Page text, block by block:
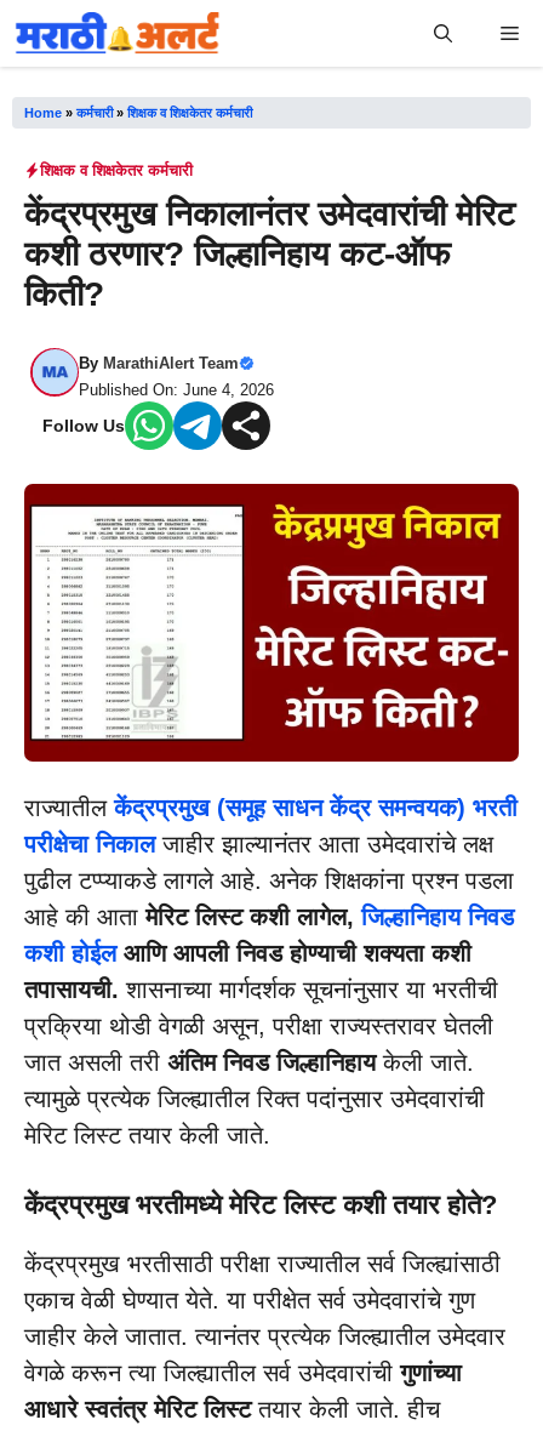
Skip
to
Home »कर्मचारी»शिक्षक व शिक्षकेतर कर्मचारी
शिक्षक व शिक्षकेतर कर्मचारी
केंद्रप्रमुख निकालानंतर उमेदवारांची मेरिट
कशी ठरणार? जिल्हानिहाय कट-ऑफ
किती?
By MarathiAlert Team
Published On: June 4, 2026
Follow Us
राज्यातीलकेंद्रप्रमुख (समूह साधन केंद्र समन्वयक) भरती
परीक्षेचा निकाल जाहीर झाल्यानंतर आता उमेदवारांचे लक्ष
पुढील टप्प्याकडे लागले आहे. अनेक शिक्षकांना प्रश्न पडला
आहे की आतामेरिट लिस्ट कशी लागेल,जिल्हानिहाय निवड
कशी होईलआणि आपली निवड होण्याची शक्यता कशी
तपासायची. शासनाच्या मार्गदर्शक सूचनांनुसार या भरतीची
प्रक्रिया थोडी वेगळी असून, परीक्षा राज्यस्तरावर घेतली
जात असली तरी अंतिम निवड जिल्हानिहायकेली जाते.
त्यामुळे प्रत्येक जिल्ह्यातील रिक्त पदांनुसार उमेदवारांची
मेरिट लिस्ट तयार केली जाते.
केंद्रप्रमुख भरतीमध्ये मेरिट लिस्ट कशी तयार होते?
केंद्रप्रमुख भरतीसाठी परीक्षा राज्यातील सर्व जिल्ह्यांसाठी
एकाच वेळी घेण्यात येते. या परीक्षेत सर्व उमेदवारांचे गुण
जाहीर केले जातात. त्यानंतर प्रत्येक जिल्ह्यातील उमेदवार
वेगळे करून त्या जिल्ह्यातील सर्व उमेदवारांचीगुणांच्या
आधारे स्वतंत्र मेरिट लिस्टतयार केली जाते. हीच